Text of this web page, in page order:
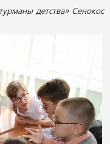
детства» Сенокос